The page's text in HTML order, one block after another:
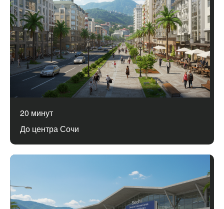
20 минут
До центра Сочи